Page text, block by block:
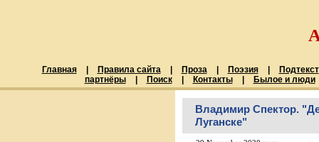
Главная Правила сайта Проза Поэзия
Подтекст
партнёры
Поиск Контакты Былое и люди
Владимир Спектор.
Луганске"